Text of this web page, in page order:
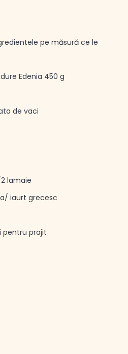
pe măsură ce le
Edenia 450 g
de vaci
lamaie
iaurt grecesc
pentru prajit